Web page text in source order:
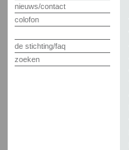
nieuws/contact
colofon
de stichting/faq
zoeken